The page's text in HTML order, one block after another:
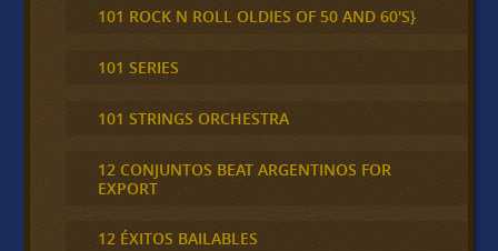
101 ROCK N ROLL OLDIES OF 50 AND 60'S}
101 SERIES
101 STRINGS ORCHESTRA
12 CONJUNTOS BEAT ARGENTINOS FOR
EXPORT
12 ÉXITOS BAILABLES